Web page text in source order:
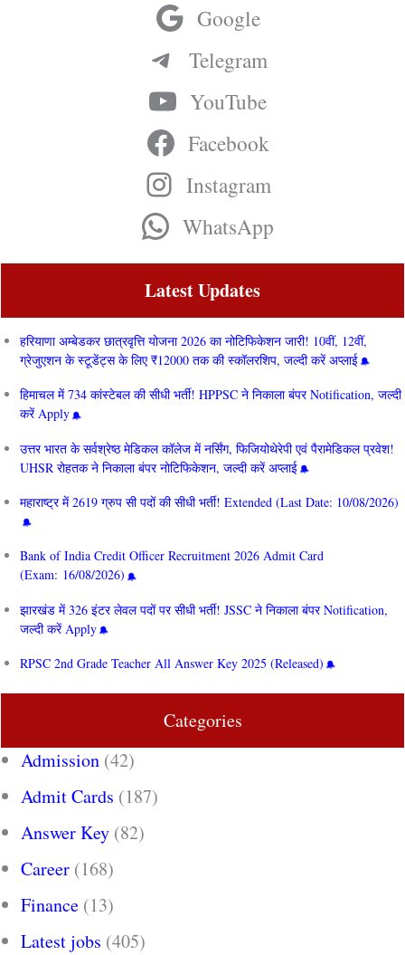
Google
Telegram
YouTube
Facebook
Instagram
WhatsApp
Latest Updates
हरियाणा अम्बेडकर छात्रवृत्ति योजना 2026 का नोटिफिकेशन जारी! 10वीं, 12वीं,
ग्रेजुएशन के स्टूडेंट्स के लिए ₹12000 तक की स्कॉलरशिप, जल्दी करें अप्लाई
हिमाचल में 734 कांस्टेबल की सीधी भर्ती! HPPSC ने निकाला बंपर Notification, जल्दी
करें Apply
उत्तर भारत के सर्वश्रेष्ठ मेडिकल कॉलेज में नर्सिंग, फिजियोथेरेपी एवं पैरामेडिकल प्रवेश!
UHSR रोहतक ने निकाला बंपर नोटिफिकेशन, जल्दी करें अप्लाई
महाराष्ट्र में 2619 ग्रुप सी पदों की सीधी भर्ती! Extended (Last Date: 10/08/2026)
Bank of India Credit Officer Recruitment 2026 Admit Card
(Exam: 16/08/2026)
झारखंड में 326 इंटर लेवल पदों पर सीधी भर्ती! JSSC ने निकाला बंपर Notification,
जल्दी करें Apply
RPSC 2nd Grade Teacher All Answer Key 2025 (Released)
Categories
Admission (42)
Admit Cards (187)
Answer Key (82)
Career (168)
Finance (13)
Latest jobs (405)